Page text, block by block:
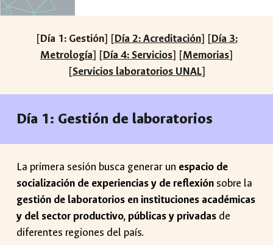
[Día 1: Gestión] [Día 2: Acreditación] [Día 3:
Metrología] [Día 4: Servicios] [Memorias]
[Servicios laboratorios UNAL]
Día 1: Gestión de laboratorios
La primera sesión busca generar un espacio de
socialización de experiencias y de reflexión sobre la
gestión de laboratorios en instituciones académicas
y del sector productivo, públicas y privadas de
diferentes regiones del país.